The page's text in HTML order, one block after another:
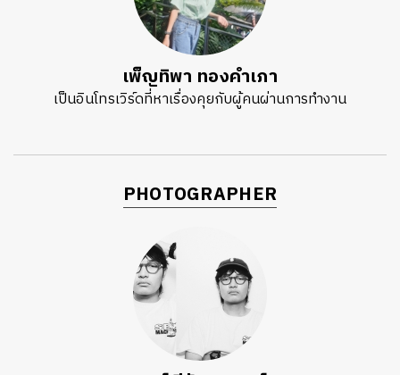
เพ็ญทิพา ทองคำเภา
เป็นอินโทรเวิร์ดที่หาเรื่องคุยกับผู้คนผ่านการทำงาน
PHOTOGRAPHER